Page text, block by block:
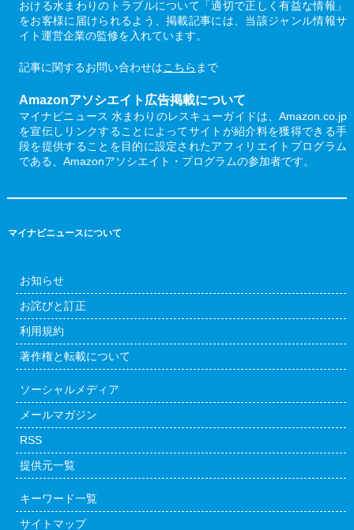
おける水まわりのトラブルについて「適切で正しく有益な情報」
をお客様に届けられるよう、掲載記事には、当該ジャンル情報サ
イト運営企業の監修を入れています。
記事に関するお問い合わせはこちら まで
Amazonアソシエイト広告掲載について
マイナビニュース 水まわりのレスキューガイドは、Amazon.co.jp
を宣伝しリンクすることによってサイトが紹介料を獲得できる手
段を提供することを目的に設定されたアフィリエイトプログラム
である、Amazonアソシエイト・プログラムの参加者です。
マイナビニュースについて
お知らせ
お詫びと訂正
利用規約
著作権と転載について
ソーシャルメディア
メールマガジン
RSS
提供元一覧
キーワード一覧
サイトマップ